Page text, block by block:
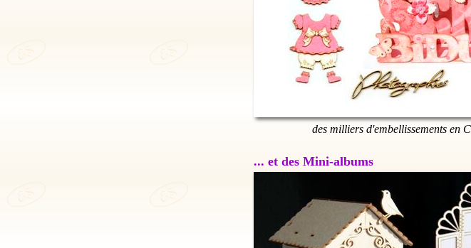
des milliers d'embellissements en
... et des Mini-albums